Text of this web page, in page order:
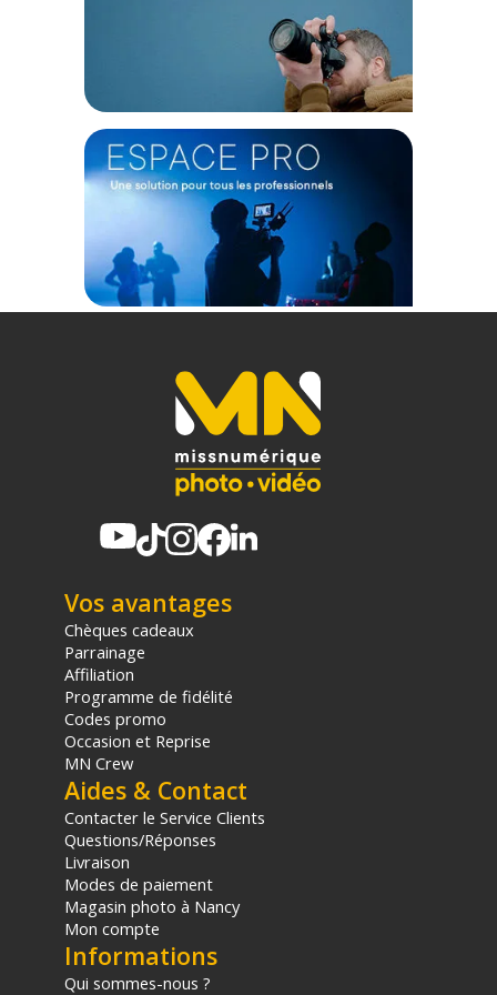
dont Facebook, Youtube et Twitch, ou vers 2 plateformes
verticales, telles qu'Instagram et TikTok.
Adaptabilité des Résolutions
Choisissez des résolutions de diffusion allant de 480p à 4K
en fonction des exigences de votre destination.
Caractéristiques du YoloLiv VertiCam :
Hauteur : 27.1 mm
Largeur : 140 mm
Longueur : 219 mm
Entrée de Puissance : DC5V/9V/, 12V/15V
Consommation d'Énergie : 45W
Alimentation : USB Type-C
Sortie Évaluée USB : USB-A:5V/1A
Capacité de la Batterie : 6800mAh
ÉCRAN DU MONITEUR
Taille : 8 pouces
Luminosité : 650nits
Rapport de Contraste (1500:1)
Angle de Vue (angle de vision complet)
NTSC 80%
INPUTVIDÉO
HDMI, USB-A
ÉO SUR ETHERNET
RTMP/RTMPS/SRT
CONNECTEURS D'INPUT VID
HDMI, USB-A, RJ-45, USB Type-C
RATIO D'INPUT VIDÉO
16:9; 4:3; 1:1
Vos avantages
Chèques cadeaux
Parrainage
Affiliation
Programme de fidélité
Codes promo
Occasion et Reprise
MN Crew
Aides & Contact
Contacter le Service Clients
Questions/Réponses
Livraison
Modes de paiement
Magasin photo à Nancy
Mon compte
Informations
Qui sommes-nous ?